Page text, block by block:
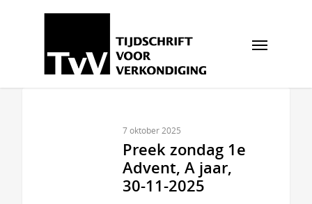
7 oktober 2025
Preek zondag 1e
Advent, A jaar,
30-11-2025